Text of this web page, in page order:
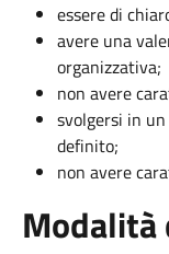
essere di
avere una
organizzativa;
non avere
svolgersi in
definito;
non avere
Modalità